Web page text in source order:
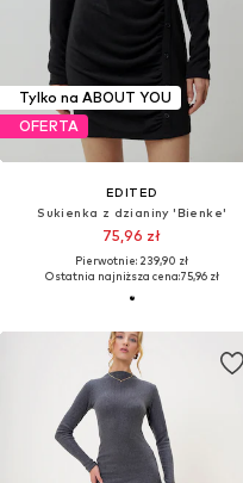
Tylko na ABOUT YOU
OFERTA
EDITED
Sukienka z dzianiny 'Bienke'
75,96 zł
Pierwotnie: 239,90 zł
Ostatnia najniższa cena:75,96 zł